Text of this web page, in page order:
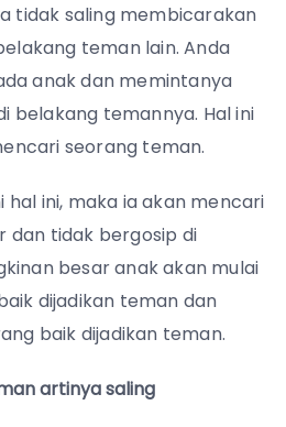
tidak saling membicarakan
teman lain. Anda
anak dan memintanya
belakang temannya. Hal ini
seorang teman.
ini, maka ia akan mencari
dan tidak bergosip di
besar anak akan mulai
dijadikan teman dan
baik dijadikan teman.
artinya saling